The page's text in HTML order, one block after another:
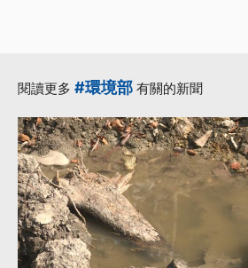
閱讀更多 #環境部 有關的新聞